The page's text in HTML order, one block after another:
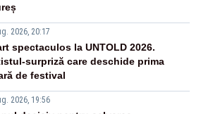
2026, 20:17
spectaculos la UNTOLD 2026.
surpriză care deschide prima
de festival
2026, 19:56